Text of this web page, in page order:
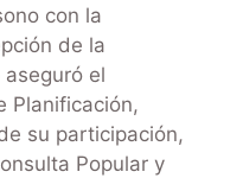
con la
de la
aseguró el
Planificación,
su participación,
Popular y